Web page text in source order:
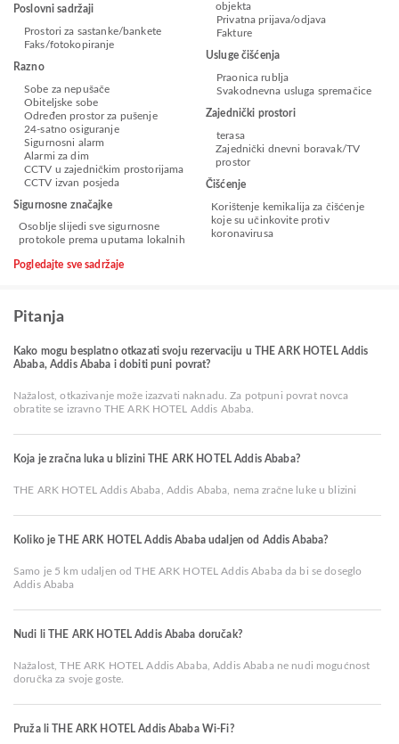
Poslovni sadržaji
Prostori za sastanke/bankete
Faks/fotokopiranje
Razno
Sobe za nepušače
Obiteljske sobe
Određen prostor za pušenje
24-satno osiguranje
Sigurnosni alarm
Alarmi za dim
CCTV u zajedničkim prostorijama
CCTV izvan posjeda
Sigurnosne značajke
Osoblje slijedi sve sigurnosne
protokole prema uputama lokalnih
objekta
Privatna prijava/odjava
Fakture
Usluge čišćenja
Praonica rublja
Svakodnevna usluga spremačice
Zajednički prostori
terasa
Zajednički dnevni boravak/TV
prostor
Čišćenje
Korištenje kemikalija za čišćenje
koje su učinkovite protiv
koronavirusa
Pogledajte sve sadržaje
Pitanja
Kako mogu besplatno otkazati svoju rezervaciju u THE ARK HOTEL Addis
Ababa, Addis Ababa i dobiti puni povrat?
Nažalost, otkazivanje može izazvati naknadu. Za potpuni povrat novca
obratite se izravno THE ARK HOTEL Addis Ababa.
Koja je zračna luka u blizini THE ARK HOTEL Addis Ababa?
THE ARK HOTEL Addis Ababa, Addis Ababa, nema zračne luke u blizini
Koliko je THE ARK HOTEL Addis Ababa udaljen od Addis Ababa?
Samo je 5 km udaljen od THE ARK HOTEL Addis Ababa da bi se doseglo
Addis Ababa
Nudi li THE ARK HOTEL Addis Ababa doručak?
Nažalost, THE ARK HOTEL Addis Ababa, Addis Ababa ne nudi mogućnost
doručka za svoje goste.
Pruža li THE ARK HOTEL Addis Ababa Wi-Fi?